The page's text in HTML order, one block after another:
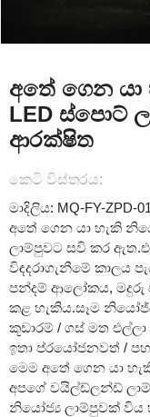
අතේ ගෙන යා
LED ස්පොට්
ආරක්ෂිත
කෙටි විස්තරය:
මාදිලිය: MQ-FY-ZPD-
අතේ ගෙන යා හැකි
ලාම්පුවට සවි කර
විඳදරාගැනීමේ කාලය
පන්දම් ආලෝකය, මදුරු
කළ හැකිය.සෑම
කූඩාරම් / ගස් මත
ඉතා ප්රයෝජනවත් /
මෙම අතේ ගෙන යා
අපගේ වයිල්ඩ්ලන්ඩ්
නියෝජ්‍ය ලාම්පුවක් විය